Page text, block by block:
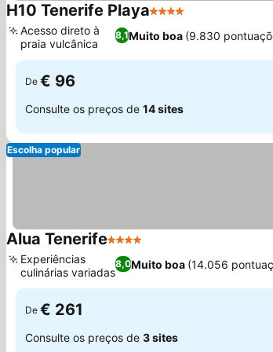
H10 Tenerife Playa4 Estrelas
8,1Muito boa (9.830
Acesso direto à
praia vulcânica
De € 96
Consulte os preços de 14 sites
Escolha popular
Alua Tenerife4 Estrelas
8,0Muito boa (14.056
Experiências
culinárias variadas
De € 261
Consulte os preços de 3 sites